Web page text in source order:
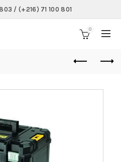
/ (+216) 71 100 801
0